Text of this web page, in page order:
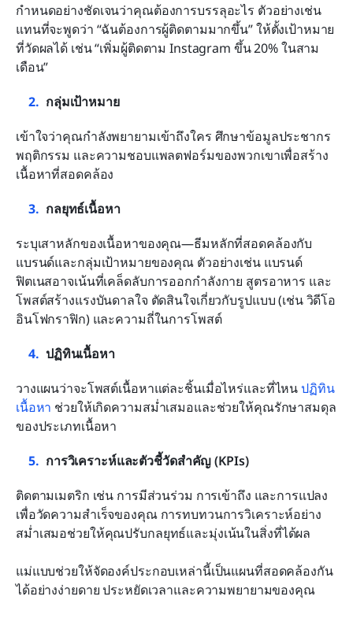
กำหนดอย่างชัดเจนว่าคุณต้องการบรรลุอะไร ตัวอย่างเช่น
แทนที่จะพูดว่า “ฉันต้องการผู้ติดตามมากขึ้น” ให้ตั้งเป้าหมาย
ที่วัดผลได้ เช่น “เพิ่มผู้ติดตาม Instagram ขึ้น 20% ในสาม
เดือน”
กลุ่มเป้าหมาย
เข้าใจว่าคุณกำลังพยายามเข้าถึงใคร ศึกษาข้อมูลประชากร
พฤติกรรม และความชอบแพลตฟอร์มของพวกเขาเพื่อสร้าง
เนื้อหาที่สอดคล้อง
กลยุทธ์เนื้อหา
ระบุเสาหลักของเนื้อหาของคุณ—ธีมหลักที่สอดคล้องกับ
แบรนด์และกลุ่มเป้าหมายของคุณ ตัวอย่างเช่น แบรนด์
ฟิตเนสอาจเน้นที่เคล็ดลับการออกกำลังกาย สูตรอาหาร และ
โพสต์สร้างแรงบันดาลใจ ตัดสินใจเกี่ยวกับรูปแบบ (เช่น วิดีโอ
อินโฟกราฟิก) และความถี่ในการโพสต์
ปฏิทินเนื้อหา
วางแผนว่าจะโพสต์เนื้อหาแต่ละชิ้นเมื่อไหร่และที่ไหน ปฏิทิน
เนื้อหา ช่วยให้เกิดความสม่ำเสมอและช่วยให้คุณรักษาสมดุล
ของประเภทเนื้อหา
การวิเคราะห์และตัวชี้วัดสำคัญ (KPIs)
ติดตามเมตริก เช่น การมีส่วนร่วม การเข้าถึง และการแปลง
เพื่อวัดความสำเร็จของคุณ การทบทวนการวิเคราะห์อย่าง
สม่ำเสมอช่วยให้คุณปรับกลยุทธ์และมุ่งเน้นในสิ่งที่ได้ผล
แม่แบบช่วยให้จัดองค์ประกอบเหล่านี้เป็นแผนที่สอดคล้องกัน
ได้อย่างง่ายดาย ประหยัดเวลาและความพยายามของคุณ